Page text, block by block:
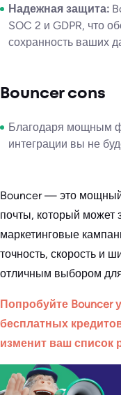
Надежная защита:
SOC 2 и GDPR, что
сохранность ваших
Bouncer cons
Благодаря мощным
интеграции вы не
Bouncer — это мощный
почты, который может
маркетинговые
точность, скорость и
отличным выбором
Попробуйте Bouncer
бесплатных
изменит ваш список